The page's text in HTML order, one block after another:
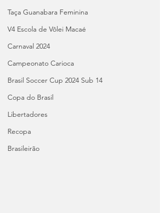
Taça Guanabara Feminina
V4 Escola de Vôlei Macaé
Carnaval 2024
Campeonato Carioca
Brasil Soccer Cup 2024 Sub 14
Copa do Brasil
Libertadores
Recopa
Brasileirão